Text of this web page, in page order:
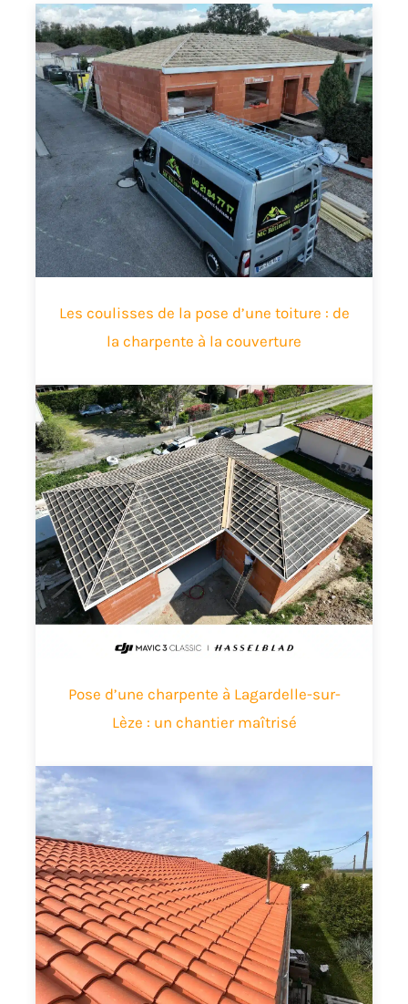
Les coulisses de la pose d’une toiture : de
la charpente à la couverture
Pose d’une charpente à Lagardelle-sur-
Lèze : un chantier maîtrisé